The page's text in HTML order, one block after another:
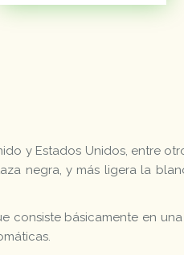
y Estados Unidos, entre
negra, y más ligera la
consiste básicamente en